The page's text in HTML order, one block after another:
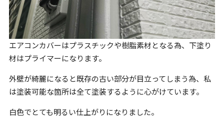
エアコンカバーはプラスチックや樹脂素材となる為、下塗り
材はプライマーになります。
外壁が綺麗になると既存の古い部分が目立ってしまう為、私
は塗装可能な箇所は全て塗装するように心がけています。
白色でとても明るい仕上がりになりました。